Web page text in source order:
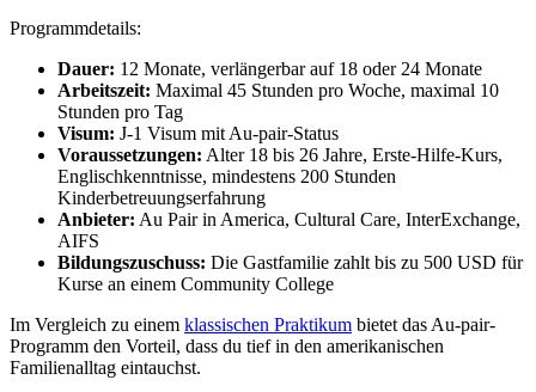
Programmdetails:
Dauer: 12 Monate, verlängerbar auf 18 oder 24 Monate
Arbeitszeit: Maximal 45 Stunden pro Woche, maximal 10
Stunden pro Tag
Visum: J-1 Visum mit Au-pair-Status
Voraussetzungen: Alter 18 bis 26 Jahre, Erste-Hilfe-Kurs,
Englischkenntnisse, mindestens 200 Stunden
Kinderbetreuungserfahrung
Anbieter: Au Pair in America, Cultural Care, InterExchange,
AIFS
Bildungszuschuss: Die Gastfamilie zahlt bis zu 500 USD für
Kurse an einem Community College
Im Vergleich zu einem klassischen Praktikum bietet das Au-pair-
Programm den Vorteil, dass du tief in den amerikanischen
Familienalltag eintauchst.